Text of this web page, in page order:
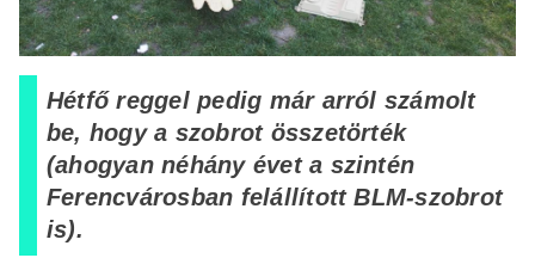
Hétfő reggel pedig már arról számolt
be, hogy a szobrot összetörték
(ahogyan néhány évet a szintén
Ferencvárosban felállított BLM-szobrot
is).